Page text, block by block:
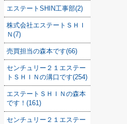
エステートSHIN工事部(2)
株式会社エステートＳＨＩ
Ｎ(7)
売買担当の森本です(66)
センチュリー２１エステー
トＳＨＩＮの溝口です(254)
エステートＳＨＩＮの森本
です！(161)
センチュリー２１エステー